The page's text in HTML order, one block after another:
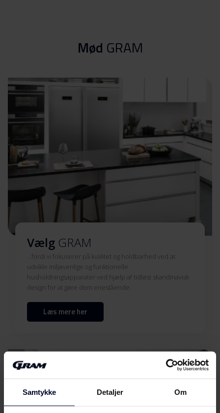
Samtykke Detaljer Om
Mød GRAM
Vælg GRAM
...fordi vi fokuserer på kvalitet og holdbarhed ved at
udvikle miljøvenlige og funktionelle
husholdningsapparater ved hjælp af tidløst skandinavisk
design for at gøre dem enestående.
Læs mere her